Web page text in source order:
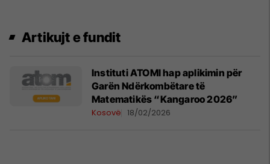
Artikujt e fundit
Instituti ATOMI hap aplikimin për
Garën Ndërkombëtare të
Matematikës “Kangaroo 2026”
Kosovë 18/02/2026